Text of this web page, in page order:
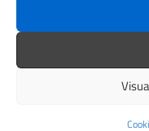
SEGUICI SU
youtube